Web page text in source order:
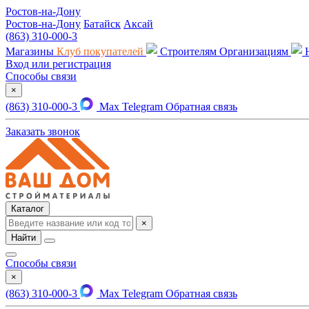
Ростов-на-Дону
Ростов-на-Дону Батайск Аксай
(863) 310-000-3
Магазины Клуб покупателей Строителям Организациям
Вход или регистрация
Способы связи
×
(863) 310-000-3 Max Telegram Обратная связь
Заказать звонок
Каталог
×
Найти
Способы связи
×
(863) 310-000-3 Max Telegram Обратная связь